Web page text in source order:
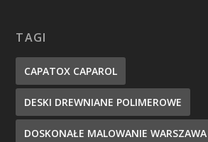
TAGI
CAPATOX CAPAROL
DESKI DREWNIANE POLIMEROWE
DOSKONAŁE MALOWANIE WARSZAWA